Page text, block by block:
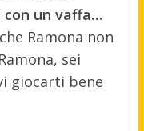
con un vaffa…
Ramona non
sei
giocarti bene